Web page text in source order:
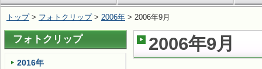
ン
を
ば
す
トップ> フォトクリップ> 2006年 > 2006年9月
2006年9月
フォトクリップ
2016年